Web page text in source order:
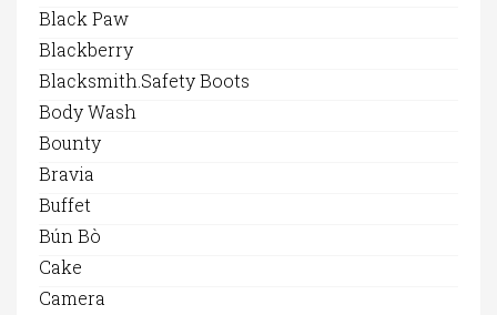
Black Paw
Blackberry
Blacksmith.safety Boots
Body Wash
Bounty
Bravia
Buffet
Bún Bò
Cake
Camera